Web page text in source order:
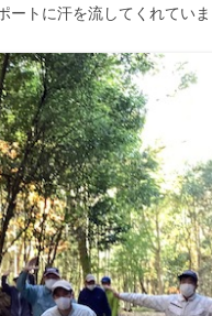
トに汗を流してくれていま